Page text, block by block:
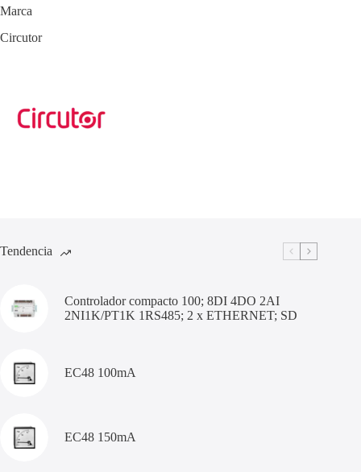
Marca
Circutor
Tendencia
Controlador compacto 100; 8DI 4DO 2AI
2NI1K/PT1K 1RS485; 2 x ETHERNET; SD
EC48 100mA
EC48 150mA